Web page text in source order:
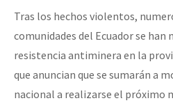
Tras los hechos violentos,
comunidades del Ecuador se
resistencia antiminera en la
que anuncian que se sumarán a
nacional a realizarse el próximo